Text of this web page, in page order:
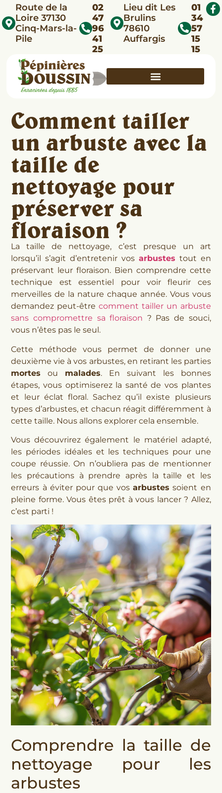
Route de la
Loire 37130
Cinq-Mars-la-
Pile
02
47
96
41
25
Lieu dit Les
Brulins
78610
Auffargis
01
34
57
15
15
Comment tailler
un arbuste avec la
taille de
nettoyage pour
préserver sa
floraison ?
La taille de nettoyage, c’est presque un art
lorsqu’il s’agit d’entretenir vos arbustes tout en
préservant leur floraison. Bien comprendre cette
technique est essentiel pour voir fleurir ces
merveilles de la nature chaque année. Vous vous
demandez peut-êtrecomment tailler un arbuste
sans compromettre sa floraison ? Pas de souci,
vous n’êtes pas le seul.
Cette méthode vous permet de donner une
deuxième vie à vos arbustes, en retirant les parties
mortes ou malades. En suivant les bonnes
étapes, vous optimiserez la santé de vos plantes
et leur éclat floral. Sachez qu’il existe plusieurs
types d’arbustes, et chacun réagit différemment à
cette taille. Nous allons explorer cela ensemble.
Vous découvrirez également le matériel adapté,
les périodes idéales et les techniques pour une
coupe réussie. On n’oubliera pas de mentionner
les précautions à prendre après la taille et les
erreurs à éviter pour que vosarbustes soient en
pleine forme. Vous êtes prêt à vous lancer ? Allez,
c’est parti !
Comprendre la taille de
nettoyage pour les
arbustes